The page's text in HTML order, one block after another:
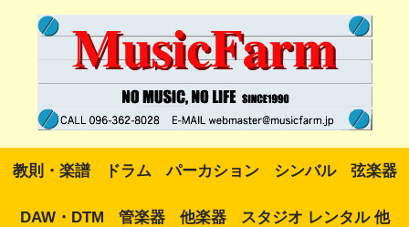
教則・楽譜 ドラム パーカション シンバル 弦楽器
DAW・DTM 管楽器 他楽器 スタジオ レンタル 他